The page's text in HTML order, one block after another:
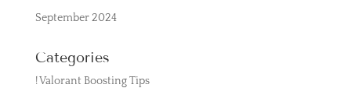
September 2024
Categories
! Valorant Boosting Tips